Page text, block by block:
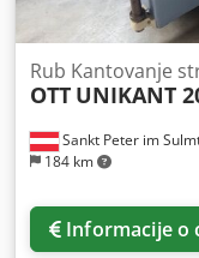
Sankt Peter im
184 km
Rub Kantovanje
OTT UNIKANT
Informacije o